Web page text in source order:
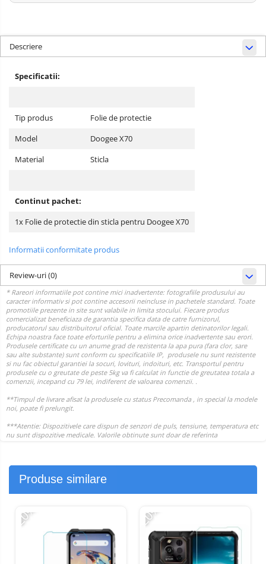
Descriere
Specificatii:
Tip produs
Folie de protectie
Model
Doogee X70
Material
Sticla
Continut pachet:
1x Folie de protectie din sticla pentru Doogee X70
Informatii conformitate produs
Review-uri(0)
Produse similare
-20% -20%